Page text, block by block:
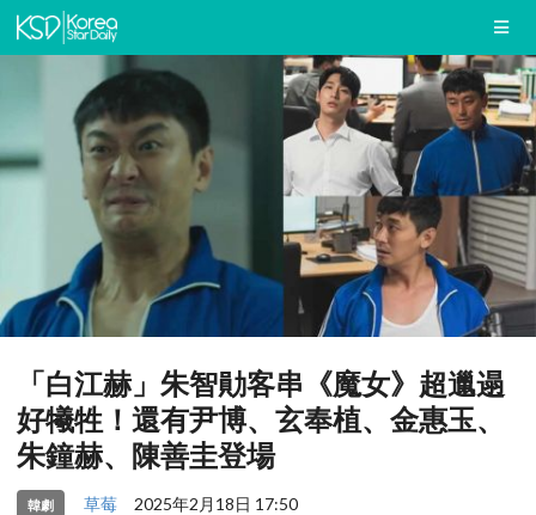
「白江赫」朱智勛客串《魔女》超邋遢
好犧牲！還有尹博、玄奉植、金惠玉、
朱鐘赫、陳善圭登場
韓劇 草莓 2025年2月18日 17:50